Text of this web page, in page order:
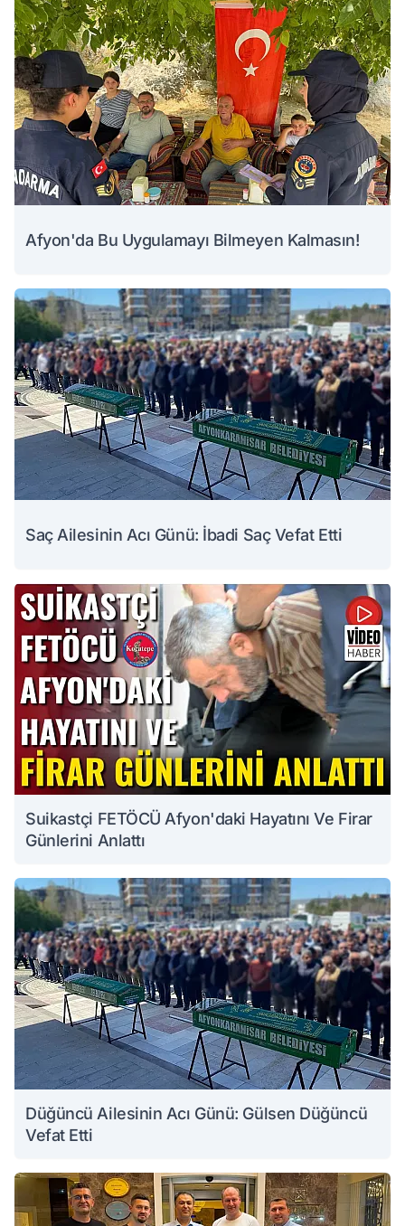
Afyon'da Bu Uygulamayı Bilmeyen Kalmasın!
Saç Ailesinin Acı Günü: İbadi Saç Vefat Etti
Suikastçi FETÖCÜ Afyon'daki Hayatını Ve Firar
Günlerini Anlattı
Düğüncü Ailesinin Acı Günü: Gülsen Düğüncü
Vefat Etti